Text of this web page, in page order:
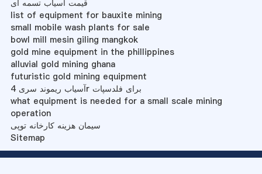
قیمت آسیاب تسمه ای
list of equipment for bauxite mining
small mobile wash plants for sale
bowl mill mesin giling mangkok
gold mine equipment in the phillippines
alluvial gold mining ghana
futuristic gold mining equipment
آسیاب ریموند سری 4r برای فلدسپات
what equipment is needed for a small scale mining
operation
سیمان هزینه کارخانه توپی
Sitemap